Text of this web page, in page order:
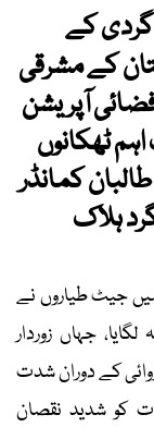
کے
کے مشرقی
آپریشن
ٹھکانوں
کمانڈر
ہلاک
جیٹ طیاروں نے
جہاں زوردار
کے دوران شدت
کو شدید نقصان